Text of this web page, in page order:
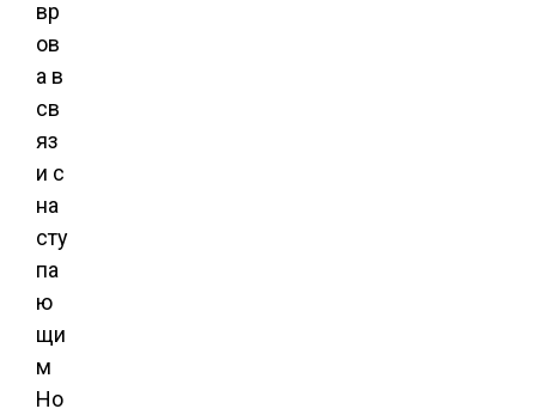
вр
ов
а в
св
яз
и с
на
сту
па
ю
щи
м
Но